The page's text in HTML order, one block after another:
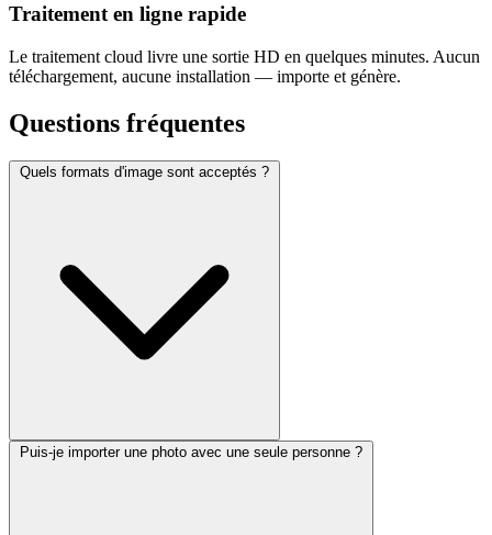
Traitement en ligne rapide
Le traitement cloud livre une sortie HD en quelques minutes. Aucun
téléchargement, aucune installation — importe et génère.
Questions fréquentes
Quels formats d'image sont acceptés ?
Puis-je importer une photo avec une seule personne ?